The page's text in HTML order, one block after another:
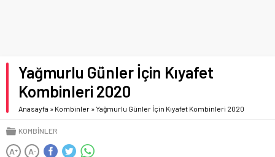
Yağmurlu Günler İçin Kıyafet
Kombinleri 2020
Anasayfa » Kombinler »Yağmurlu Günler İçin Kıyafet Kombinleri 2020
KOMBINLER
A+ A-